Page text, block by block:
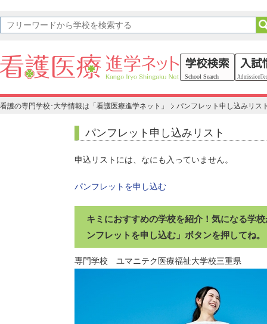
看護の専門学校･大学情報は「看護医療進学ネット」 パンフレット申し込みリス
パンフレット申し込みリスト
申込リストには、なにも入っていません。
パンフレットを申し込む
キミにおすすめの学校を紹介！気になる学
ンフレットを申し込む」ボタンを押してね。
専門学校 ユマニテク医療福祉大学校三重県